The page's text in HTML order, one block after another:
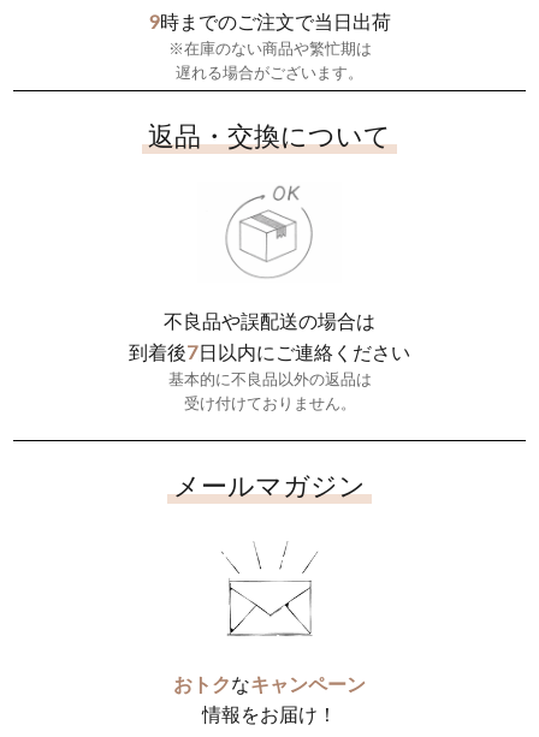
9時までのご注文で当日出荷
※在庫のない商品や繁忙期は
遅れる場合がございます。
返品・交換について
不良品や誤配送の場合は
到着後7日以内にご連絡ください
基本的に不良品以外の返品は
受け付けておりません。
メールマガジン
おトクなキャンペーン
情報をお届け！